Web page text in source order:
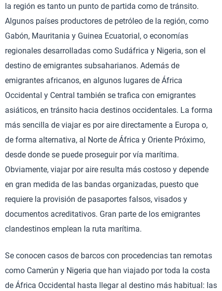
la región es tanto un punto de partida como de tránsito.
Algunos países productores de petróleo de la región, como
Gabón, Mauritania y Guinea Ecuatorial, o economías
regionales desarrolladas como Sudáfrica y Nigeria, son el
destino de emigrantes subsaharianos. Además de
emigrantes africanos, en algunos lugares de África
Occidental y Central también se trafica con emigrantes
asiáticos, en tránsito hacia destinos occidentales. La forma
más sencilla de viajar es por aire directamente a Europa o,
de forma alternativa, al Norte de África y Oriente Próximo,
desde donde se puede proseguir por vía marítima.
Obviamente, viajar por aire resulta más costoso y depende
en gran medida de las bandas organizadas, puesto que
requiere la provisión de pasaportes falsos, visados y
documentos acreditativos. Gran parte de los emigrantes
clandestinos emplean la ruta marítima.
Se conocen casos de barcos con procedencias tan remotas
como Camerún y Nigeria que han viajado por toda la costa
de África Occidental hasta llegar al destino más habitual: las